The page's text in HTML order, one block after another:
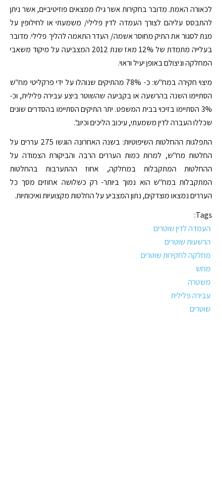
לכאורה האמת. מדובר בחקירות אשר גילו ממצאים פוזיטיביים, אשר ניתן
להתבסס עליהם לצורך העמדה לדין פלילי/ משמעתי או לחילופין על
מנת לסגור את התיק מחוסר אשמה/ העדר התאמה להליך פלילי. מדובר
בעלייה מתמדת של 12% מאז שנת 2012 המצביעה על מיקוד משאבי
המחלקה וניצולם באופן יעיל וראוי.
מיצוי חקירה במח"ש: כ- 78% מהתיקים שנוהלו על ידי פרקליטי מח"ש
הסתיימו השנה בהרשעה או בקביעה שהשוטר ביצע עבירה פלילית, וכ-
3% הסתיימו בזיכוי בבית המשפט. יתר התיקים הסתיימו בהסדרים שונים
שכללו העברה לדין משמעתי, עיכוב הליכים וכיוב'.
התפלגות ההחלטות השיפוטיות: בשנה האחרונה הוגשו 275 עררים על
החלטות מח"ש, למרות כמות העררים הרבה והביקורת הצמודה על
ההחלטות המתקבלות במחלקה, אחוז ההתערבות בהחלטות
המתקבלות במח"ש הוא נמוך ביותר- רק כשלושה אחוזים מסך כל
העררים נמצאו מוצדקים, נתון המצביע על החלטות מקצועיות ואיכותיות.
Tags:
העמדה לדין שוטרים
הרשעות שוטרים
מחלקה לחקירות שוטרים
מחש
משטרה
עבירה פלילית
שוטרים